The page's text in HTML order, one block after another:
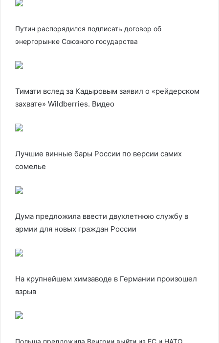
Путин распорядился подписать договор об
энергорынке Союзного государства
Тимати вслед за Кадыровым заявил о «рейдерском
захвате» Wildberries. Видео
Лучшие винные бары России по версии самих
сомелье
Дума предложила ввести двухлетнюю службу в
армии для новых граждан России
На крупнейшем химзаводе в Германии произошел
взрыв
Польша предложила Венгрии выйти из ЕС и НАТО